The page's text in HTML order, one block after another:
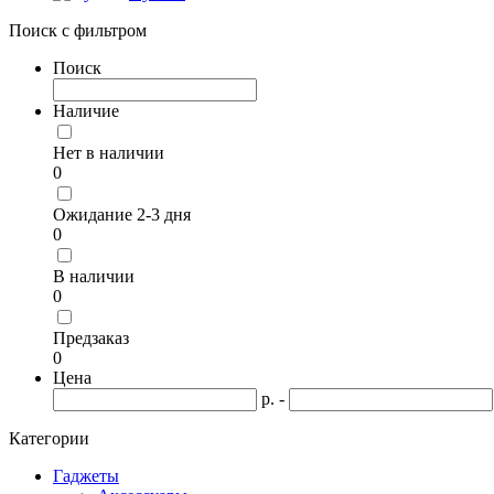
Поиск с фильтром
Поиск
Наличие
Нет в наличии
0
Ожидание 2-3 дня
0
В наличии
0
Предзаказ
0
Цена
р. -
Категории
Гаджеты